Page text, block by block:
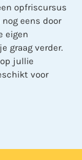
opfriscursus
eens door
eigen
graag verder.
jullie
voor